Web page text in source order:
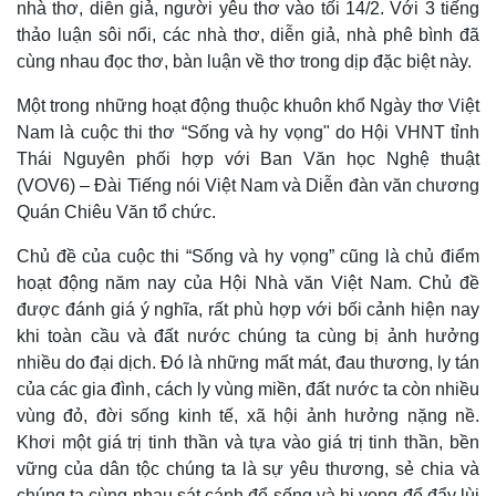
Giá cà phê
nhà thơ, diễn giả, người yêu thơ vào tối 14/2. Với 3 tiếng
thảo luận sôi nổi, các nhà thơ, diễn giả, nhà phê bình đã
cùng nhau đọc thơ, bàn luận về thơ trong dịp đặc biệt này.
Một trong những hoạt động thuộc khuôn khổ Ngày thơ Việt
Nam là cuộc thi thơ “Sống và hy vọng" do Hội VHNT tỉnh
Thái Nguyên phối hợp với Ban Văn học Nghệ thuật
(VOV6) – Đài Tiếng nói Việt Nam và Diễn đàn văn chương
Quán Chiêu Văn tổ chức.
Chủ đề của cuộc thi “Sống và hy vọng” cũng là chủ điểm
hoạt động năm nay của Hội Nhà văn Việt Nam. Chủ đề
được đánh giá ý nghĩa, rất phù hợp với bối cảnh hiện nay
khi toàn cầu và đất nước chúng ta cùng bị ảnh hưởng
nhiều do đại dịch. Đó là những mất mát, đau thương, ly tán
của các gia đình, cách ly vùng miền, đất nước ta còn nhiều
vùng đỏ, đời sống kinh tế, xã hội ảnh hưởng nặng nề.
Khơi một giá trị tinh thần và tựa vào giá trị tinh thần, bền
vững của dân tộc chúng ta là sự yêu thương, sẻ chia và